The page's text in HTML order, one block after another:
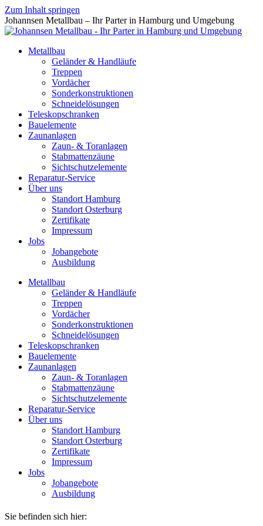
Zum Inhalt springen
Johannsen Metallbau – Ihr Parter in Hamburg und Umgebung
Metallbau
Geländer & Handläufe
Treppen
Vordächer
Sonderkonstruktionen
Schneidelösungen
Teleskopschranken
Bauelemente
Zaunanlagen
Zaun- & Toranlagen
Stabmattenzäune
Sichtschutzelemente
Reparatur-Service
Über uns
Standort Hamburg
Standort Osterburg
Zertifikate
Impressum
Jobs
Jobangebote
Ausbildung
Metallbau
Geländer & Handläufe
Treppen
Vordächer
Sonderkonstruktionen
Schneidelösungen
Teleskopschranken
Bauelemente
Zaunanlagen
Zaun- & Toranlagen
Stabmattenzäune
Sichtschutzelemente
Reparatur-Service
Über uns
Standort Hamburg
Standort Osterburg
Zertifikate
Impressum
Jobs
Jobangebote
Ausbildung
Sie befinden sich hier: